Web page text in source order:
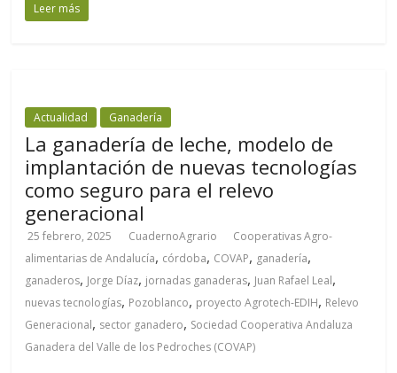
Leer más
Actualidad Ganadería
La ganadería de leche, modelo de
implantación de nuevas tecnologías
como seguro para el relevo
generacional
25 febrero, 2025 CuadernoAgrario
Cooperativas Agro-
alimentarias de Andalucía, córdoba, COVAP, ganadería,
ganaderos, Jorge Díaz, jornadas ganaderas, Juan Rafael Leal,
nuevas tecnologías, Pozoblanco, proyecto Agrotech-EDIH, Relevo
Generacional, sector ganadero, Sociedad Cooperativa Andaluza
Ganadera del Valle de los Pedroches (COVAP)